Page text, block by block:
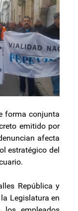
forma conjunta
emitido por
afecta
estratégico del
República y
Legislatura en